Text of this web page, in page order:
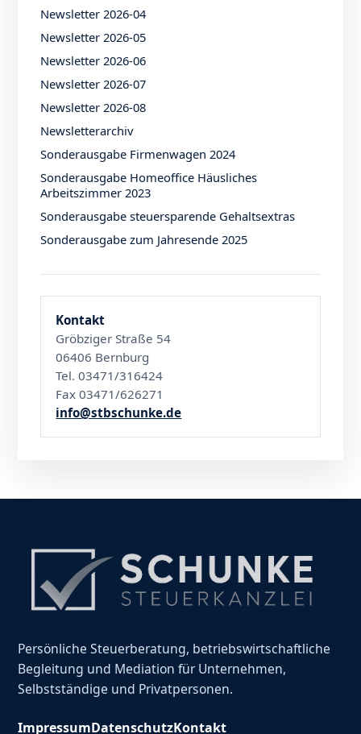
Newsletter 2026-04
Newsletter 2026-05
Newsletter 2026-06
Newsletter 2026-07
Newsletter 2026-08
Newsletterarchiv
Sonderausgabe Firmenwagen 2024
Sonderausgabe Homeoffice Häusliches
Arbeitszimmer 2023
Sonderausgabe steuersparende Gehaltsextras
Sonderausgabe zum Jahresende 2025
Kontakt
Gröbziger Straße 54
06406 Bernburg
Tel. 03471/316424
Fax 03471/626271
info@stbschunke.de
Persönliche Steuerberatung, betriebswirtschaftliche
Begleitung und Mediation für Unternehmen,
Selbstständige und Privatpersonen.
ImpressumDatenschutzKontakt